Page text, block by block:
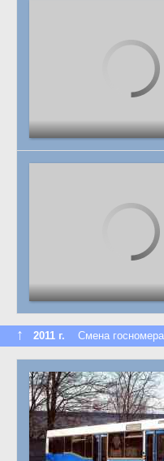
↑ 2011 г. Смена госномера